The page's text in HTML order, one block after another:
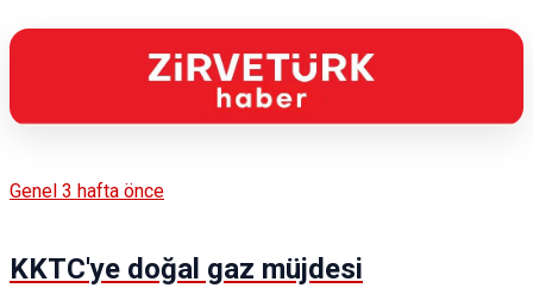
Genel 3 hafta önce
KKTC'ye doğal gaz müjdesi